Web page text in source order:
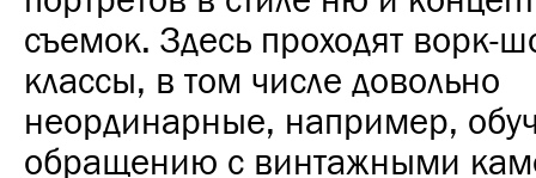
съемок. Здесь проходят ворк-
классы, в том числе довольно
неординарные, например,
обращению с винтажными